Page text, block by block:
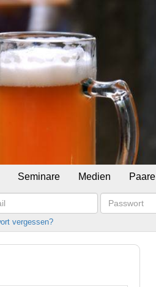
Seminare Medien Paare
Passwort
vergessen?